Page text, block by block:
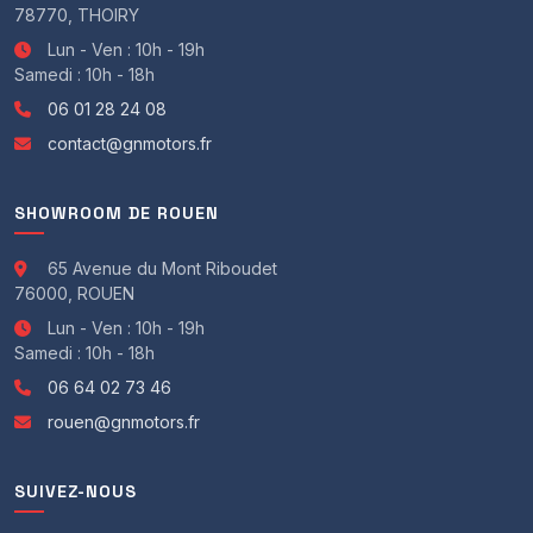
Siège avant chauffant
Réglage du volant en hauteur, en profondeur
Smart card / Smart key
Taille écran multi-fonctions 7 pouces
Accoudoir central avant
Caméra de recul
Climatisation automatique
Pédalier alu
Sièges chauffants
Système audio BOSE
Vitres ar. surteintées
-Sécurité :
4 airbags
Indicateur de sous-gonflage des pneus
Assistance au freinage d'urgence
78770, THOIRY
Lun - Ven : 10h - 19h
Samedi : 10h - 18h
06 01 28 24 08
contact@gnmotors.fr
SHOWROOM DE ROUEN
65 Avenue du Mont Riboudet
76000, ROUEN
Lun - Ven : 10h - 19h
Samedi : 10h - 18h
06 64 02 73 46
rouen@gnmotors.fr
SUIVEZ-NOUS